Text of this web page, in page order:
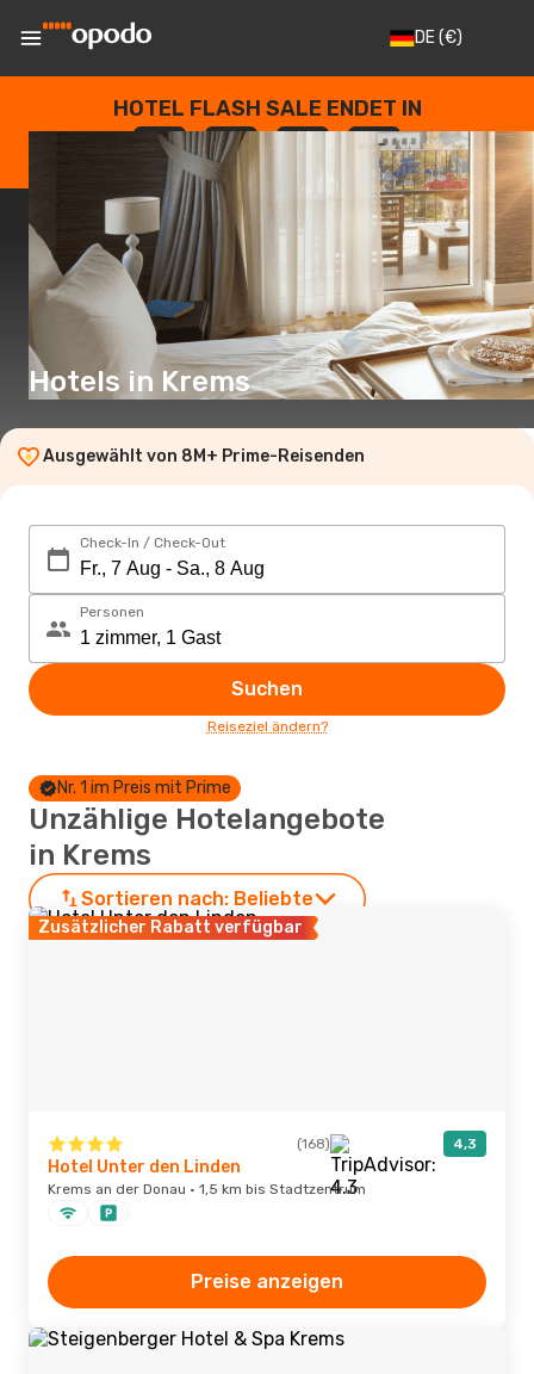
DE(€)
HOTEL FLASH SALE ENDET IN
--
TAGE
: --
STUNDEN
: --
SEKUNDEN
Hotels in Krems
Ausgewählt von 8M+ Prime-Reisenden
Check-In / Check-Out
Personen
Suchen
Reiseziel ändern?
Nr. 1 im Preis mit Prime
Unzählige Hotelangebote
in Krems
Sortieren nach: Beliebte
Zusätzlicher Rabatt verfügbar
(168) 4,3
Hotel Unter den Linden
Krems an der Donau · 1,5 km bis Stadtzentrum
Preise anzeigen